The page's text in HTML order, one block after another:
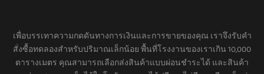
เพื่อบรรเทาความกดดันทางการเงินและการขายของคุณ เราจึงรับคำ
สั่งซื้อทดลองสำหรับปริมาณเล็กน้อย พื้นที่โรงงานของเราเกิน 10,000
ตารางเมตร คุณสามารถเลือกส่งสินค้าแบบผ่อนชำระได้ และสินค้า